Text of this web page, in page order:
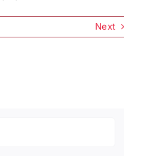
Next